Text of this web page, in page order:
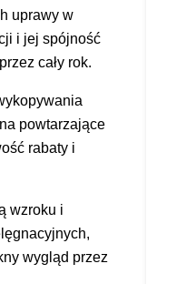
uprawy w
i jej spójność
cały rok.
powtarzające
rabaty i
wzroku i
wygląd przez